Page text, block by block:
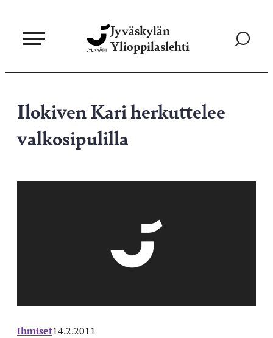
sisältöön
Jyväskylän
Ylioppilaslehti
Siirry
Ilokiven Kari herkuttelee
valkosipulilla
Ihmiset14.2.2011